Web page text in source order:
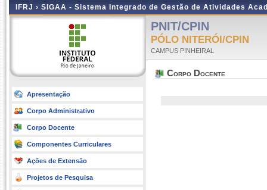
IFRJ › SIGAA - Sistema Integrado de Gestão de Atividades
Apresentação
Corpo Administrativo
Corpo Docente
Componentes Curriculares
Ações de Extensão
Projetos de Pesquisa
PNIT/CPIN
PÓLO NITERÓI/CPIN
CAMPUS PINHEIRAL
Corpo Docente